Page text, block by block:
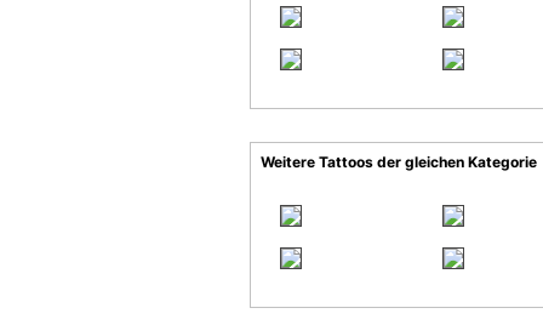
Weitere Tattoos der gleichen Kategorie